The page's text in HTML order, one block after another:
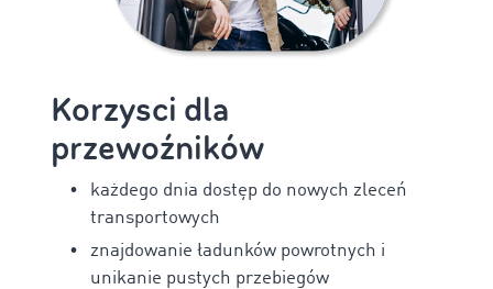
Korzysci dla
przewoźników
każdego dnia dostęp do nowych zleceń
transportowych
znajdowanie ładunków powrotnych i
unikanie pustych przebiegów